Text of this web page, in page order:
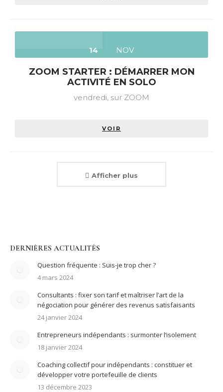
14 NOV
ZOOM STARTER : DÉMARRER MON
ACTIVITÉ EN SOLO
vendredi, sur ZOOM
VOIR
Afficher plus
DERNIÈRES ACTUALITÉS
Question fréquente : Suis-je trop cher ?
4 mars 2024
Consultants : fixer son tarif et maîtriser l’art de la
négociation pour générer des revenus satisfaisants
24 janvier 2024
Entrepreneurs indépendants : surmonter l’isolement
18 janvier 2024
Coaching collectif pour indépendants : constituer et
développer votre portefeuille de clients
13 décembre 2023